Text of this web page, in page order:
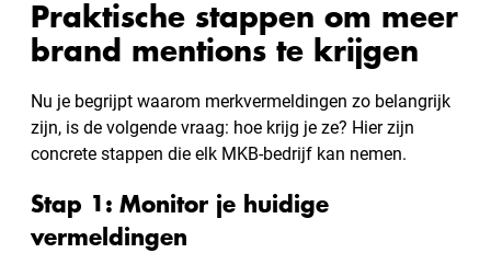
Praktische stappen om meer
brand mentions te krijgen
Nu je begrijpt waarom merkvermeldingen zo belangrijk
zijn, is de volgende vraag: hoe krijg je ze? Hier zijn
concrete stappen die elk MKB-bedrijf kan nemen.
Stap 1: Monitor je huidige
vermeldingen